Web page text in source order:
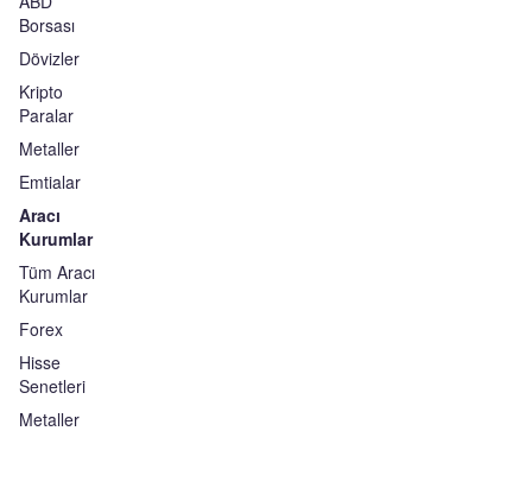
Borsası
Dövizler
Kripto
Paralar
Metaller
Emtialar
Aracı
Kurumlar
Tüm Aracı
Kurumlar
Forex
Hisse
Senetleri
Metaller